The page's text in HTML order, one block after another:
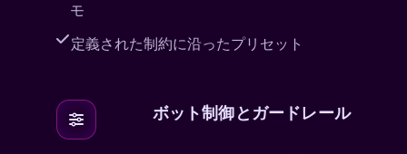
モ
定義された制約に沿ったプリセット
ボット制御とガードレール